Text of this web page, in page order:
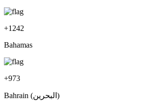
+1242
Bahamas
+973
Bahrain (‫البحرين‬‎)